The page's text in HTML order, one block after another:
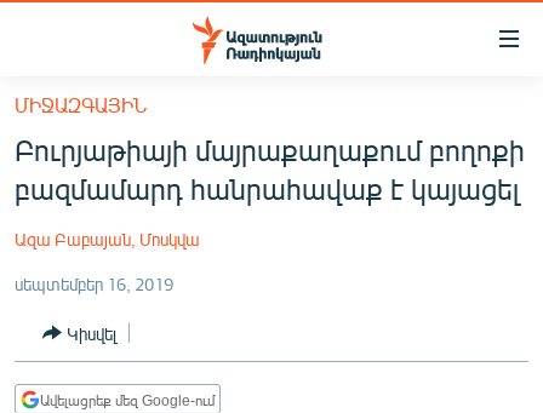
Մատչելիության
հիմնական
բովանդակությանը
հիմնական
մենյուին
ՀԱՅԱՍՏԱՆ
ՔԱՂԱՔԱԿԱՆ
ԸՆՏՐՈՒԹՅՈՒՆՆԵՐ 2026
ԻՐԱՎՈՒՆՔ
ՀԱՍԱՐԱԿՈՒԹՅՈՒՆ
ՏՆՏԵՍՈՒԹՅՈՒՆ
ՄԻՋԱԶԳԱՅԻՆ
Բուրյաթիայի մայրաքաղաքում բողոքի
բազմամարդ հանրահավաք է կայացել
Ազա Բաբայան, Մոսկվա
սեպտեմբեր 16, 2019
Կիսվել
Ավելացրեք մեզ Google-ում